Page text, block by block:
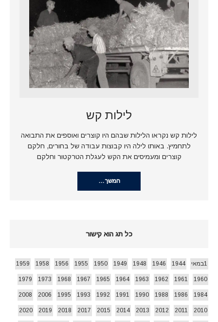
לילות קש
לילות קש נקראו הלילות שבהם היו קוצרים ואוספים את התבואה
לתחמיץ. באותו לילה היו קבוצות עבודה של בחורים, חלקם
קוצרים ומעמיסים את הקש לעגלת הטרקטור וחלקם
המשך…
כל תג הוא קישור
1במאי 1944
1946
1948
1949
1950
1955
1956
1958
1959
1960
1961
1962
1963
1964
1965
1967
1968
1973
1979
1984
1986
1988
1990
1991
1992
1993
1995
2006
2008
2010
2011
2012
2013
2014
2015
2017
2018
2019
2020